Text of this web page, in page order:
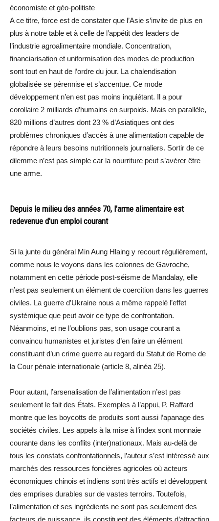
économiste et géo-politiste
A ce titre, force est de constater que l’Asie s’invite de plus en
plus à notre table et à celle de l’appétit des leaders de
l’industrie agroalimentaire mondiale. Concentration,
financiarisation et uniformisation des modes de production
sont tout en haut de l’ordre du jour. La chalendisation
globalisée se pérennise et s’accentue. Ce mode
développement n’en est pas moins inquiétant. Il a pour
corollaire 2 milliards d’humains en surpoids. Mais en parallèle,
820 millions d’autres dont 23 % d’Asiatiques ont des
problèmes chroniques d’accès à une alimentation capable de
répondre à leurs besoins nutritionnels journaliers. Sortir de ce
dilemme n’est pas simple car la nourriture peut s’avérer être
une arme.
Depuis le milieu des années 70, l’arme alimentaire est
redevenue d’un emploi courant
Si la junte du général Min Aung Hlaing y recourt régulièrement,
comme nous le voyons dans les colonnes de Gavroche,
notamment en cette période post-séisme de Mandalay, elle
n’est pas seulement un élément de coercition dans les guerres
civiles. La guerre d’Ukraine nous a même rappelé l’effet
systémique que peut avoir ce type de confrontation.
Néanmoins, et ne l’oublions pas, son usage courant a
convaincu humanistes et juristes d’en faire un élément
constituant d’un crime guerre au regard du Statut de Rome de
la Cour pénale internationale (article 8, alinéa 25).
Pour autant, l’arsenalisation de l’alimentation n’est pas
seulement le fait des États. Exemples à l’appui, P. Raffard
montre que les boycotts de produits sont aussi l’apanage des
sociétés civiles. Les appels à la mise à l’index sont monnaie
courante dans les conflits (inter)nationaux. Mais au-delà de
tous les constats confrontationnels, l’auteur s’est intéressé aux
marchés des ressources foncières agricoles où acteurs
économiques chinois et indiens sont très actifs et développent
des emprises durables sur de vastes terroirs. Toutefois,
l’alimentation et ses ingrédients ne sont pas seulement des